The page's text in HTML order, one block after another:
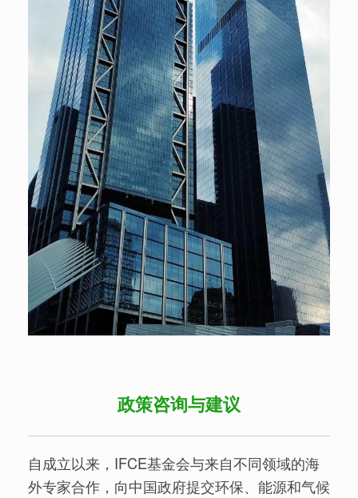
政策咨询与建议
自成立以来，IFCE基金会与来自不同领域的海
外专家合作，向中国政府提交环保、能源和气候